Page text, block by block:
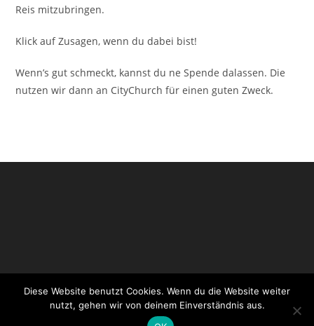
Reis mitzubringen.
Klick auf Zusagen, wenn du dabei bist!
Wenn’s gut schmeckt, kannst du ne Spende dalassen. Die
nutzen wir dann an CityChurch für einen guten Zweck.
Impressum Datenschutzerklärung
Login CityChurch
Login WordPress
Diese Website benutzt Cookies. Wenn du die Website weiter
nutzt, gehen wir von deinem Einverständnis aus.